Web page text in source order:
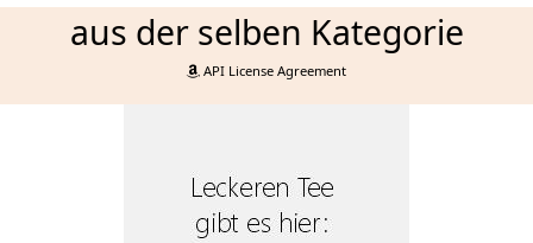
aus der selben Kategorie
API License Agreement